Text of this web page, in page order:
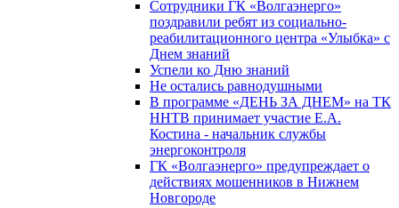
Сотрудники ГК «Волгаэнерго»
поздравили ребят из социально-
реабилитационного центра «Улыбка» с
Днем знаний
Успели ко Дню знаний
Не остались равнодушными
В программе «ДЕНЬ ЗА ДНЕМ» на ТК
ННТВ принимает участие Е.А.
Костина - начальник службы
энергоконтроля
ГК «Волгаэнерго» предупреждает о
действиях мошенников в Нижнем
Новгороде